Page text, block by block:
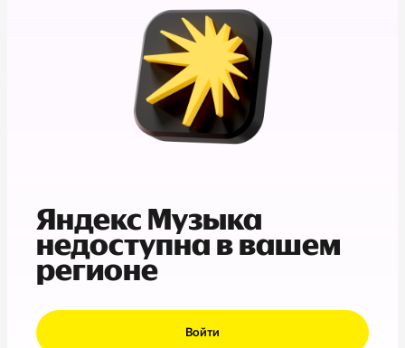
Яндекс Музыка
недоступна в вашем
регионе
Войти